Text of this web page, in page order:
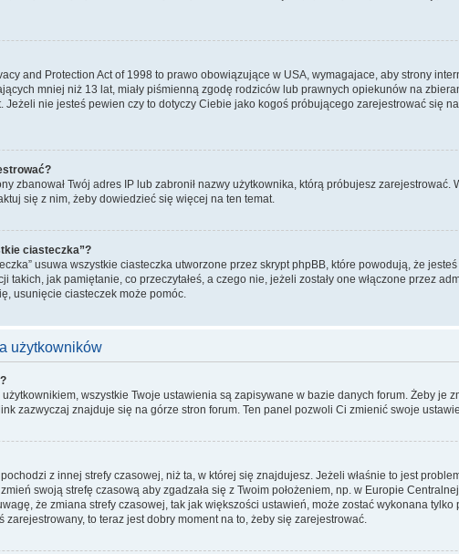
and Protection Act of 1998 to prawo obowiązujące w USA, wymagajace, aby strony
mniej niż 13 lat, miały piśmienną zgodę rodziców lub prawnych opiekunów na
Jeżeli nie jesteś pewien czy to dotyczy Ciebie jako kogoś próbującego zarejestrować się
zbanował Twój adres IP lub zabronił nazwy użytkownika, którą próbujesz zarejestrować.
się z nim, żeby dowiedzieć się więcej na ten temat.
ciasteczka”?
usuwa wszystkie ciasteczka utworzone przez skrypt phpBB, które powodują, że
takich, jak pamiętanie, co przeczytałeś, a czego nie, jeżeli zostały one włączone przez
usunięcie ciasteczek może pomóc.
użytkowników
wszystkie Twoje ustawienia są zapisywane w bazie danych forum. Żeby je
zazwyczaj znajduje się na górze stron forum. Ten panel pozwoli Ci zmienić swoje
z innej strefy czasowej, niż ta, w której się znajdujesz. Jeżeli właśnie to jest
swoją strefę czasową aby zgadzała się z Twoim położeniem, np. w Europie
że zmiana strefy czasowej, tak jak większości ustawień, może zostać wykonana tylko
zarejestrowany, to teraz jest dobry moment na to, żeby się zarejestrować.